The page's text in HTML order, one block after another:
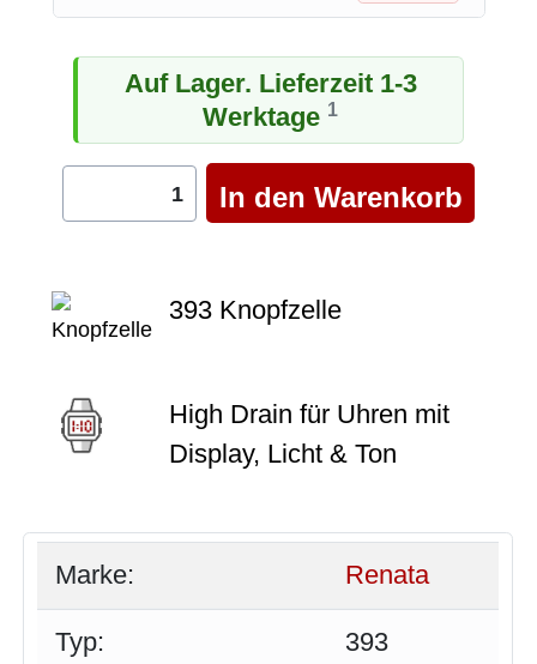
Auf Lager. Lieferzeit 1-3
Werktage 1
393 Knopfzelle
High Drain für Uhren mit
Display, Licht & Ton
Marke: Renata
Typ:
393